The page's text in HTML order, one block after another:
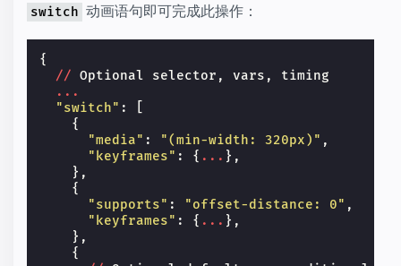
switch 动画语句即可完成此操作：
{
//
Optional selector , vars ,
timing
...
"switch" :
{
"media" : "(min-width: 320px)" ,
"keyframes" : { ... },
},
{
"supports" : "offset-distance: 0" ,
"keyframes" : { ... },
},
{